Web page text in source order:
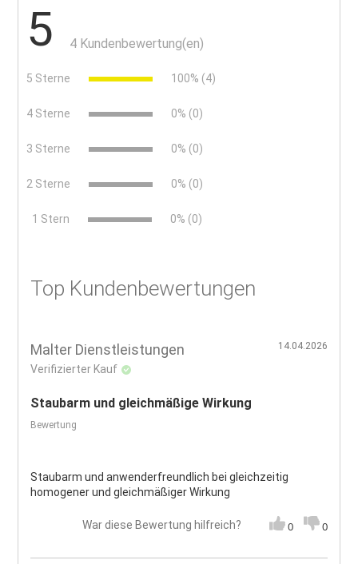
5 4 Kundenbewertung(en)
5 Sterne 100% (4)
4 Sterne 0% (0)
3 Sterne 0% (0)
2 Sterne 0% (0)
1 Stern 0% (0)
Top Kundenbewertungen
Malter Dienstleistungen
Verifizierter Kauf
14.04.2026
Staubarm und gleichmäßige Wirkung
Bewertung
Staubarm und anwenderfreundlich bei gleichzeitig
homogener und gleichmäßiger Wirkung
War diese Bewertung hilfreich? 0 0